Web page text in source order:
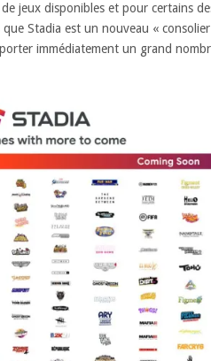
jeux disponibles et pour certains
Stadia est un nouveau «
immédiatement un grand